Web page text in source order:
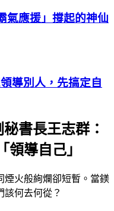
氣應援」撐起的神仙
導別人，先搞定自
書長王志群：
領導自己」
煙火般絢爛卻短暫。當鎂
該何去何從？